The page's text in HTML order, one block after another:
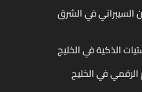
السيبراني في الشرق
الرقمي في الخليج